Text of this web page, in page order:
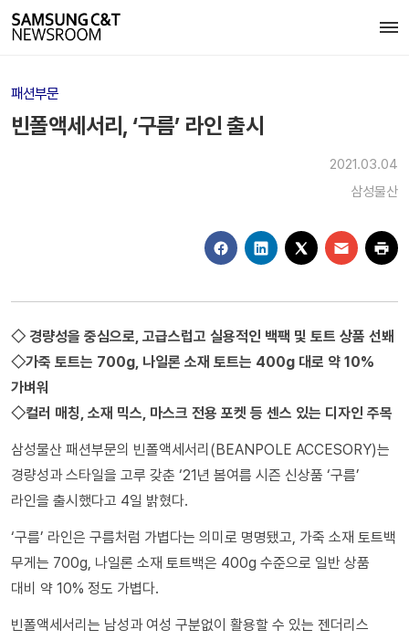
패션부문
빈폴액세서리, ‘구름’ 라인 출시
2021.03.04
삼성물산
◇ 경량성을 중심으로, 고급스럽고 실용적인 백팩 및 토트 상품 선봬
◇가죽 토트는 700g, 나일론 소재 토트는 400g 대로 약 10%
가벼워
◇컬러 매칭, 소재 믹스, 마스크 전용 포켓 등 센스 있는 디자인 주목
삼성물산 패션부문의 빈폴액세서리(BEANPOLE ACCESORY)는
경량성과 스타일을 고루 갖춘 ‘21년 봄여름 시즌 신상품 ‘구름’
라인을 출시했다고 4일 밝혔다.
‘구름’ 라인은 구름처럼 가볍다는 의미로 명명됐고, 가죽 소재 토트백
무게는 700g, 나일론 소재 토트백은 400g 수준으로 일반 상품
대비 약 10% 정도 가볍다.
빈폴액세서리는 남성과 여성 구분없이 활용할 수 있는 젠더리스